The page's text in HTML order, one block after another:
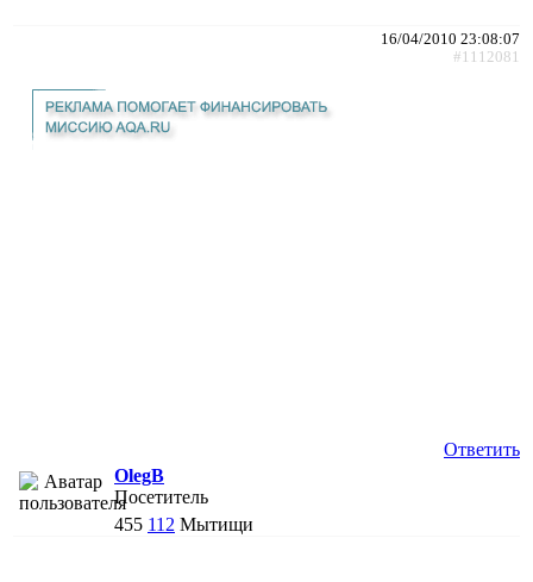
16/04/2010 23:08:07
#1112081
Ответить
OlegB
Посетитель
455 112 Мытищи